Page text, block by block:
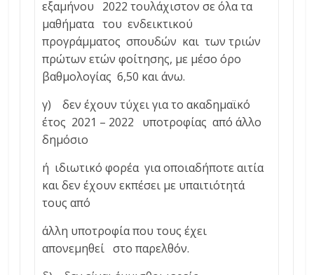
εξαμήνου 2022 τουλάχιστον σε όλα τα
μαθήματα του ενδεικτικού
προγράμματος σπουδών και των τριών
πρώτων ετών φοίτησης, με μέσο όρο
βαθμολογίας 6,50 και άνω.
γ) δεν έχουν τύχει για το ακαδημαϊκό
έτος 2021 – 2022 υποτροφίας από άλλο
δημόσιο
ή ιδιωτικό φορέα για οποιαδήποτε αιτία
και δεν έχουν εκπέσει με υπαιτιότητά
τους από
άλλη υποτροφία που τους έχει
απονεμηθεί στο παρελθόν.